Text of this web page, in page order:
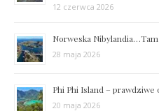
12 czerwca 2026
Norweska
28 maja 2026
Phi Phi Island – prawdziwe
20 maja 2026